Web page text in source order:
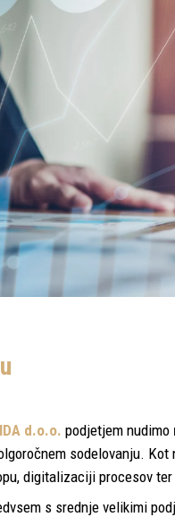
d.o.o. podjetjem nudimo
sodelovanju.
digitalizaciji procesov
s srednje velikimi